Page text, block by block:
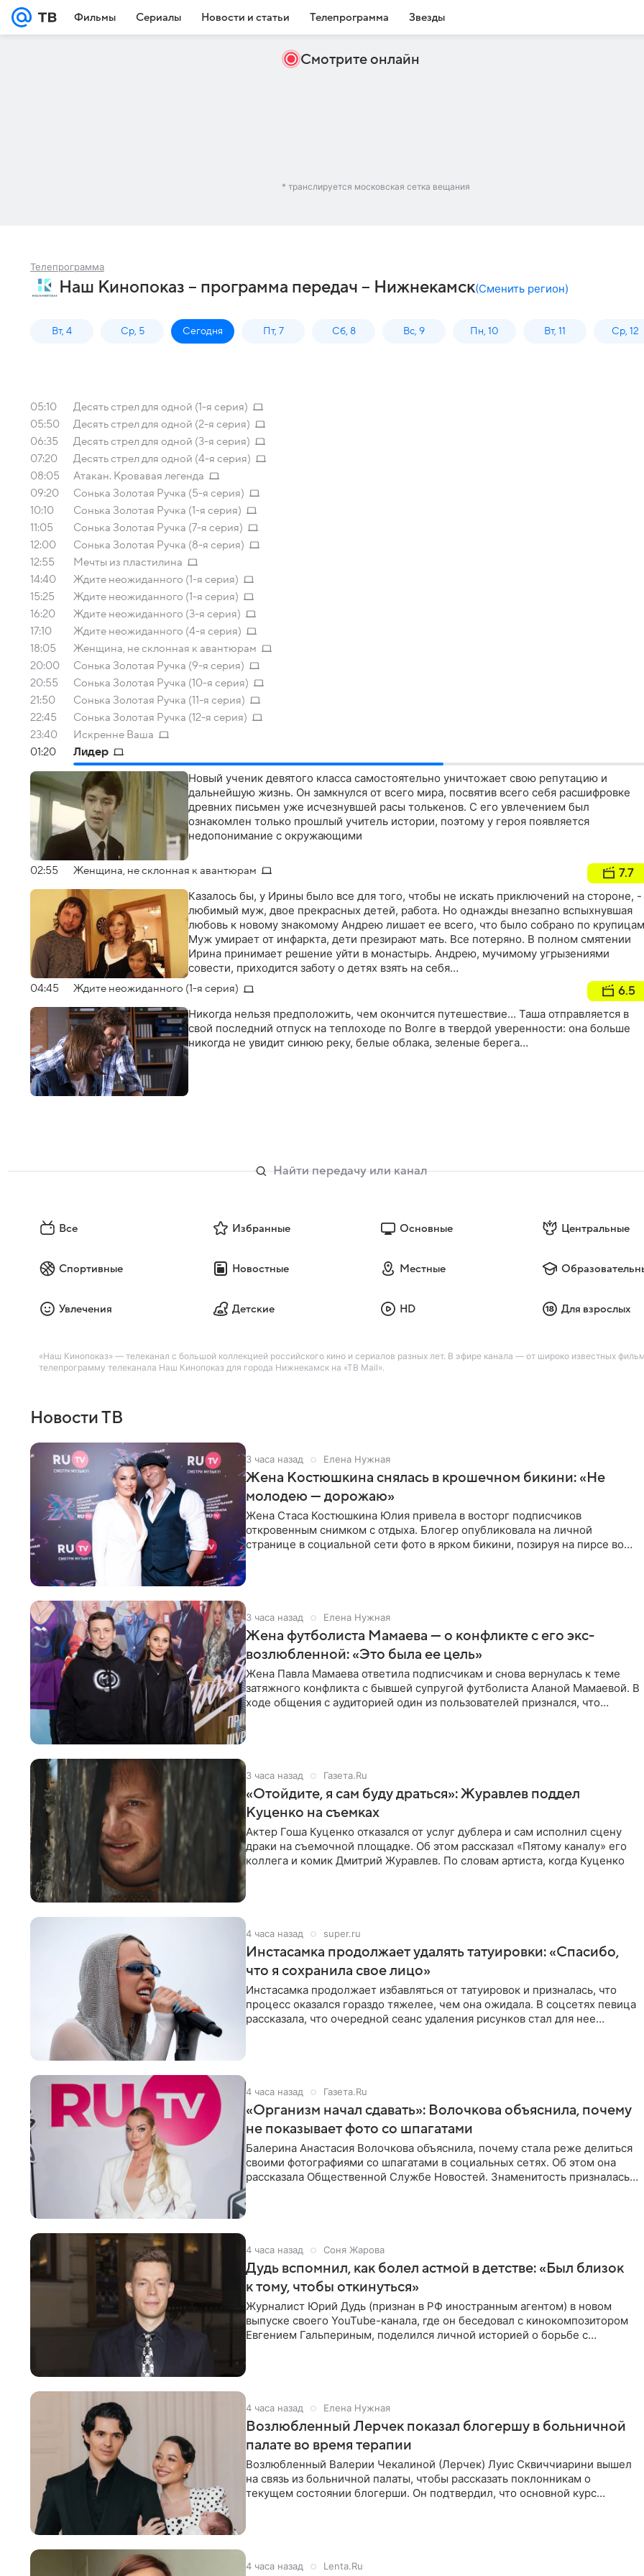
Фильмы Сериалы Новости и статьи Телепрограмма Звезды
Смотрите онлайн
* транслируется московская сетка вещания
Телепрограмма
Наш Кинопоказ – программа передач – Нижнекамск(Сменить регион)
Вт, 4 Ср, 5 Сегодня Пт, 7 Сб, 8 Вс, 9 Пн, 10 Вт, 11 Ср, 12
05:10
Десять стрел для одной (1-я серия)
05:50
Десять стрел для одной (2-я серия)
06:35
Десять стрел для одной (3-я серия)
07:20
Десять стрел для одной (4-я серия)
08:05
Атакан. Кровавая легенда
09:20
Сонька Золотая Ручка (5-я серия)
10:10
Сонька Золотая Ручка (1-я серия)
11:05
Сонька Золотая Ручка (7-я серия)
12:00
Сонька Золотая Ручка (8-я серия)
12:55
Мечты из пластилина
14:40
Ждите неожиданного (1-я серия)
15:25
Ждите неожиданного (1-я серия)
16:20
Ждите неожиданного (3-я серия)
17:10
Ждите неожиданного (4-я серия)
18:05
Женщина, не склонная к авантюрам
20:00
Сонька Золотая Ручка (9-я серия)
20:55
Сонька Золотая Ручка (10-я серия)
21:50
Сонька Золотая Ручка (11-я серия)
22:45
Сонька Золотая Ручка (12-я серия)
23:40
Искренне Ваша
01:20
Лидер
Новый ученик девятого класса самостоятельно уничтожает свою репутацию и
дальнейшую жизнь. Он замкнулся от всего мира, посвятив всего себя расшифровке
древних письмен уже исчезнувшей расы толькенов. С его увлечением был
ознакомлен только прошлый учитель истории, поэтому у героя появляется
недопонимание с окружающими
02:55 Женщина, не склонная к авантюрам 7.7
Казалось бы, у Ирины было все для того, чтобы не искать приключений на стороне, -
любимый муж, двое прекрасных детей, работа. Но однажды внезапно вспыхнувшая
любовь к новому знакомому Андрею лишает ее всего, что было собрано по
Муж умирает от инфаркта, дети презирают мать. Все потеряно. В полном смятении
Ирина принимает решение уйти в монастырь. Андрею, мучимому угрызениями
совести, приходится заботу о детях взять на себя…
04:45 Ждите неожиданного (1-я серия) 6.5
Никогда нельзя предположить, чем окончится путешествие… Таша отправляется в
свой последний отпуск на теплоходе по Волге в твердой уверенности: она больше
никогда не увидит синюю реку, белые облака, зеленые берега…
Все Избранные Основные Центральные
Спортивные Новостные Местные
Увлечения Детские HD Для взрослых
«Наш Кинопоказ» — телеканал с большой коллекцией российского кино и сериалов разных лет. В эфире канала — от широко известных
телепрограмму телеканала Наш Кинопоказ для города Нижнекамск на «ТВ Mail».
Новости ТВ
3 часа назад Елена Нужная
Жена Костюшкина снялась в крошечном бикини: «Не
молодею — дорожаю»
Жена Стаса Костюшкина Юлия привела в восторг подписчиков
откровенным снимком с отдыха. Блогер опубликовала на личной
странице в социальной сети фото в ярком бикини, позируя на пирсе во
3 часа назад Елена Нужная
Жена футболиста Мамаева — о конфликте с его экс-
возлюбленной: «Это была ее цель»
Жена Павла Мамаева ответила подписчикам и снова вернулась к теме
затяжного конфликта с бывшей супругой футболиста Аланой Мамаевой. В
ходе общения с аудиторией один из пользователей признался, что
3 часа назад Газета.Ru
«Отойдите, я сам буду драться»: Журавлев поддел
Куценко на съемках
Актер Гоша Куценко отказался от услуг дублера и сам исполнил сцену
драки на съемочной площадке. Об этом рассказал «Пятому каналу» его
коллега и комик Дмитрий Журавлев. По словам артиста, когда Куценко
4 часа назад super.ru
Инстасамка продолжает удалять татуировки: «Спасибо,
что я сохранила свое лицо»
Инстасамка продолжает избавляться от татуировок и призналась, что
процесс оказался гораздо тяжелее, чем она ожидала. В соцсетях певица
рассказала, что очередной сеанс удаления рисунков стал для нее
4 часа назад Газета.Ru
«Организм начал сдавать»: Волочкова объяснила, почему
не показывает фото со шпагатами
Балерина Анастасия Волочкова объяснила, почему стала реже делиться
своими фотографиями со шпагатами в социальных сетях. Об этом она
рассказала Общественной Службе Новостей. Знаменитость призналась,
4 часа назад Соня Жарова
Дудь вспомнил, как болел астмой в детстве: «Был близок
к тому, чтобы откинуться»
Журналист Юрий Дудь (признан в РФ иностранным агентом) в новом
выпуске своего YouTube-канала, где он беседовал с кинокомпозитором
Евгением Гальпериным, поделился личной историей о борьбе с
4 часа назад Елена Нужная
Возлюбленный Лерчек показал блогершу в больничной
палате во время терапии
Возлюбленный Валерии Чекалиной (Лерчек) Луис Сквиччиарини вышел
на связь из больничной палаты, чтобы рассказать поклонникам о
текущем состоянии блогерши. Он подтвердил, что основной курс
4 часа назад Lenta.Ru